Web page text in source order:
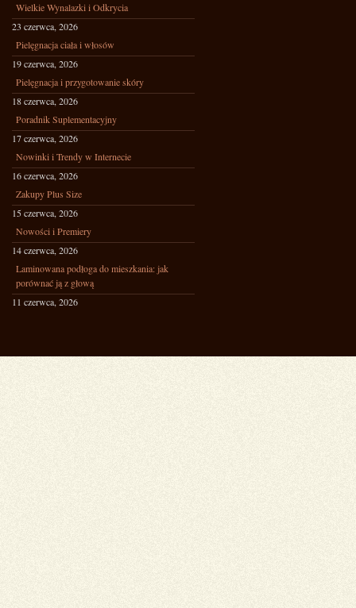
Wielkie Wynalazki i Odkrycia
23 czerwca, 2026
Pielęgnacja ciała i włosów
19 czerwca, 2026
Pielęgnacja i przygotowanie skóry
18 czerwca, 2026
Poradnik Suplementacyjny
17 czerwca, 2026
Nowinki i Trendy w Internecie
16 czerwca, 2026
Zakupy Plus Size
15 czerwca, 2026
Nowości i Premiery
14 czerwca, 2026
Laminowana podłoga do mieszkania: jak
porównać ją z głową
11 czerwca, 2026